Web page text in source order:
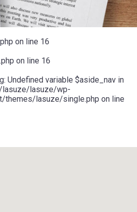
on line 16
on line 16
: Undefined variable $aside_nav in
lasuze/wp-
themes/lasuze/single.php on line